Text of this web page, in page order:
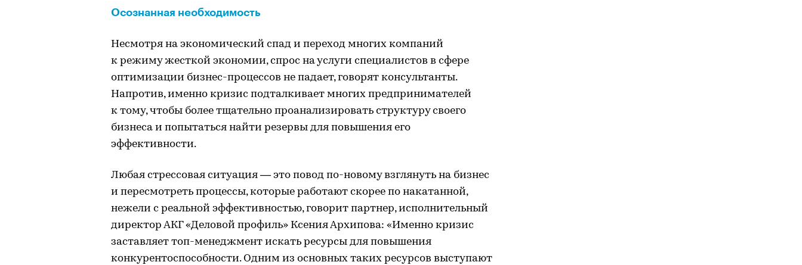
​Осознанная необходимость
Несмотря на экономический спад и переход многих компаний
к режиму жесткой экономии, спрос на услуги специалистов в сфере
оптимизации бизнес-процессов не падает, говорят консультанты.
Напротив, именно кризис подталкивает многих предпринимателей
к тому, чтобы более тщательно проанализировать структуру своего
бизнеса и попытаться найти резервы для повышения его
эффективности.
Любая стрессовая ситуация — это повод по-новому взглянуть на бизнес
и пересмотреть процессы, которые работают скорее по накатанной,
нежели с реальной эффективностью, говорит партнер, исполнительный
директор АКГ «Деловой профиль» Ксения Архипова: «Именно кризис
заставляет топ-менеджмент искать ресурсы для повышения
конкурентоспособности. Одним из основных таких ресурсов выступают